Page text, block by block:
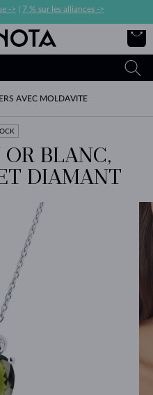
-> 7 % sur les alliances ->
AVEC MOLDAVITE
BLANC,
DIAMANT